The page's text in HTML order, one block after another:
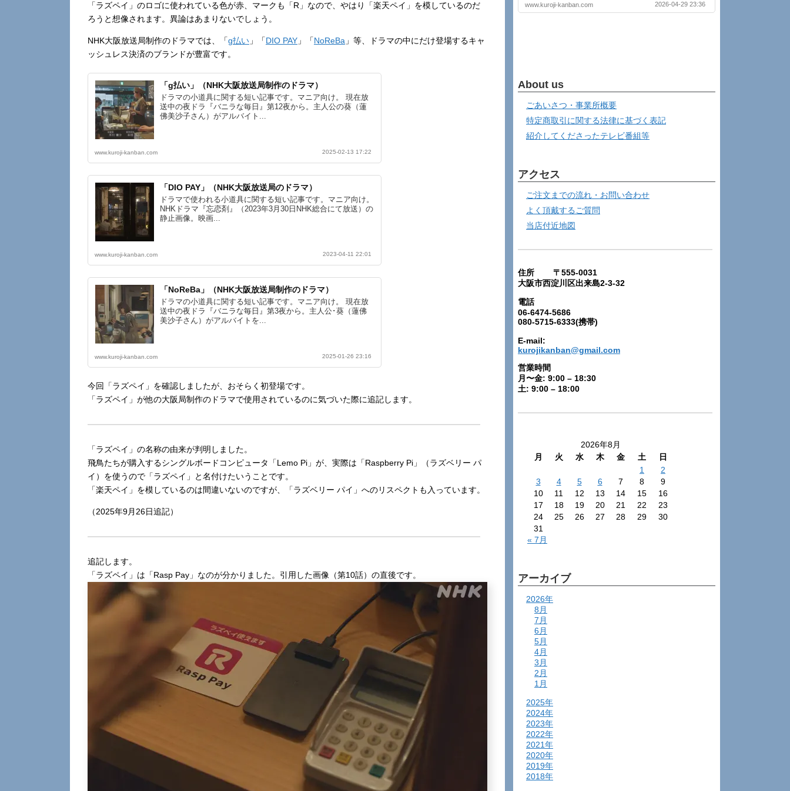
「ラズペイ」のロゴに使われている色が赤、マークも「R」なので、やはり「楽天ペイ」を模しているのだ
ろうと想像されます。異論はあまりないでしょう。
NHK大阪放送局制作のドラマでは、「g払い 」「DIO PAY 」「NoReBa 」等、ドラマの中にだけ登場するキャ
ッシュレス決済のブランドが豊富です。
「g払い」（NHK大阪放送局制作のドラマ）
ドラマの小道具に関する短い記事です。マニア向け。 現在放
送中の夜ドラ『バニラな毎日』第12夜から。主人公の葵（蓮
佛美沙子さん）がアルバイト...
www.kuroji-kanban.com 2025-02-13 17:22
「DIO PAY」（NHK大阪放送局のドラマ）
ドラマで使われる小道具に関する短い記事です。マニア向け。
NHKドラマ『忘恋剤』（2023年3月30日NHK総合にて放送）の
静止画像。映画...
www.kuroji-kanban.com 2023-04-11 22:01
「NoReBa」（NHK大阪放送局制作のドラマ）
ドラマの小道具に関する短い記事です。マニア向け。 現在放
送中の夜ドラ『バニラな毎日』第3夜から。主人公･葵（蓮佛
美沙子さん）がアルバイトを...
www.kuroji-kanban.com 2025-01-26 23:16
今回「ラズペイ」を確認しましたが、おそらく初登場です。
「ラズペイ」が他の大阪局制作のドラマで使用されているのに気づいた際に追記します。
「ラズペイ」の名称の由来が判明しました。
飛鳥たちが購入するシングルボードコンピュータ「Lemo Pi」が、実際は「Raspberry Pi」（ラズベリー パ
イ）を使うので「ラズペイ」と名付けたいうことです。
「楽天ペイ」を模しているのは間違いないのですが、「ラズベリー パイ」へのリスペクトも入っています。
（2025年9月26日追記）
追記します。
「ラズペイ」は「Rasp Pay」なのが分かりました。引用した画像（第10話）の直後です。
www.kuroji-kanban.com 2026-04-29 23:36
About us
ごあいさつ・事業所概要
特定商取引に関する法律に基づく表記
紹介してくださったテレビ番組等
アクセス
ご注文までの流れ・お問い合わせ
よく頂戴するご質問
当店付近地図
住所 〒555-0031
大阪市西淀川区出来島2-3-32
電話
06-6474-5686
080-5715-6333(携帯)
E-mail:
kurojikanban@gmail.com
営業時間
月〜金: 9:00 – 18:30
土: 9:00 – 18:00
2026年8月
月
火 水 木 金 土
日
1
2
3
4 5 6 7 8
9
10
11 12 13 14 15
16
17
18 19 20 21 22
23
24
25 26 27 28 29
30
31
« 7月
アーカイブ
2026年
8月
7月
6月
5月
4月
3月
2月
1月
2025年
2024年
2023年
2022年
2021年
2020年
2019年
2018年